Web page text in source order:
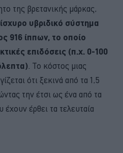
της βρετανικής μάρκας,
υβριδικό σύστημα
916 ίππων, το οποίο
επιδόσεις (π.χ. 0-100
. Το κόστος μιας
ότι ξεκινά από τα 1,5
την έτσι ως ένα από τα
έρθει τα τελευταία